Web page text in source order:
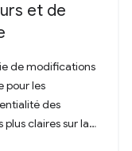
et de
de modifications
pour les
des
claires sur la